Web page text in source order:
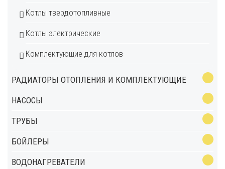
Котлы твердотопливные
Котлы электрические
Комплектующие для котлов
РАДИАТОРЫ ОТОПЛЕНИЯ И КОМПЛЕКТУЮЩИЕ
НАСОСЫ
ТРУБЫ
БОЙЛЕРЫ
ВОДОНАГРЕВАТЕЛИ